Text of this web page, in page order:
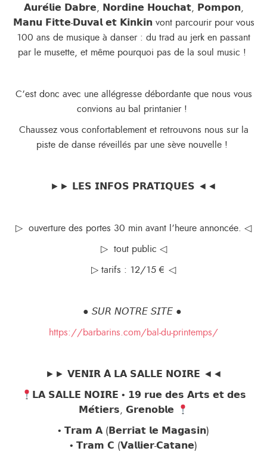
𝗔𝘂𝗿𝗲́𝗹𝗶𝗲 𝗗𝗮𝗯𝗿𝗲, 𝗡𝗼𝗿𝗱𝗶𝗻𝗲 𝗛𝗼𝘂𝗰𝗵𝗮𝘁, 𝗣𝗼𝗺𝗽𝗼𝗻,
𝗠𝗮𝗻𝘂 𝗙𝗶𝘁𝘁𝗲-𝗗𝘂𝘃𝗮𝗹 𝗲𝘁 𝗞𝗶𝗻𝗸𝗶𝗻 vont parcourir pour vous
100 ans de musique à danser : du trad au jerk en passant
par le musette, et même pourquoi pas de la soul music !
C’est donc avec une allégresse débordante que nous vous
convions au bal printanier !
Chaussez vous confortablement et retrouvons nous sur la
piste de danse réveillés par une sève nouvelle !
►► 𝗟𝗘𝗦 𝗜𝗡𝗙𝗢𝗦 𝗣𝗥𝗔𝗧𝗜𝗤𝗨𝗘𝗦 ◄◄
▷ ouverture des portes 30 min avant l’heure annoncée. ◁
▷ tout public ◁
▷ tarifs : 12/15 € ◁
● 𝘚𝘜𝘙 𝘕𝘖𝘛𝘙𝘌 𝘚𝘐𝘛𝘌 ●
https://barbarins.com/bal-du-printemps/
►► 𝗩𝗘𝗡𝗜𝗥 𝗔̀ 𝗟𝗔 𝗦𝗔𝗟𝗟𝗘 𝗡𝗢𝗜𝗥𝗘 ◄◄
𝗟𝗔 𝗦𝗔𝗟𝗟𝗘 𝗡𝗢𝗜𝗥𝗘 • 𝟭𝟵 𝗿𝘂𝗲 𝗱𝗲𝘀 𝗔𝗿𝘁𝘀 𝗲𝘁 𝗱𝗲𝘀
𝗠𝗲́𝘁𝗶𝗲𝗿𝘀, 𝗚𝗿𝗲𝗻𝗼𝗯𝗹𝗲
• 𝗧𝗿𝗮𝗺 𝗔 (𝗕𝗲𝗿𝗿𝗶𝗮𝘁 𝗹𝗲 𝗠𝗮𝗴𝗮𝘀𝗶𝗻)
• 𝗧𝗿𝗮𝗺 𝗖 (𝗩𝗮𝗹𝗹𝗶𝗲𝗿-𝗖𝗮𝘁𝗮𝗻𝗲)